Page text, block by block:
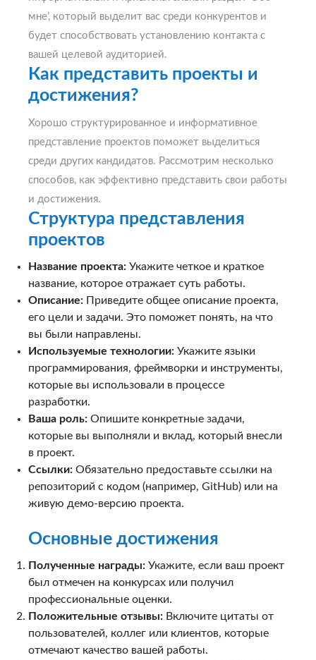
мне’, который выделит вас среди конкурентов и
будет способствовать установлению контакта с
вашей целевой аудиторией.
Как представить проекты и
достижения?
Хорошо структурированное и информативное
представление проектов поможет выделиться
среди других кандидатов. Рассмотрим несколько
способов, как эффективно представить свои работы
и достижения.
Структура представления
проектов
Название проекта: Укажите четкое и краткое
название, которое отражает суть работы.
Описание: Приведите общее описание проекта,
его цели и задачи. Это поможет понять, на что
вы были направлены.
Используемые технологии: Укажите языки
программирования, фреймворки и инструменты,
которые вы использовали в процессе
разработки.
Ваша роль: Опишите конкретные задачи,
которые вы выполняли и вклад, который внесли
в проект.
Ссылки: Обязательно предоставьте ссылки на
репозиторий с кодом (например, GitHub) или на
живую демо-версию проекта.
Основные достижения
Полученные награды: Укажите, если ваш проект
был отмечен на конкурсах или получил
профессиональные оценки.
Положительные отзывы: Включите цитаты от
пользователей, коллег или клиентов, которые
отмечают качество вашей работы.